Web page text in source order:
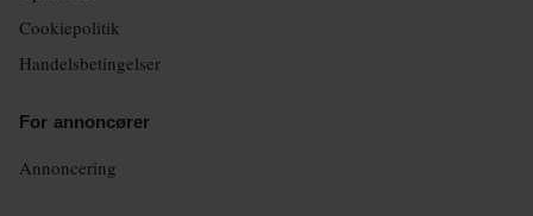
Cookiepolitik
Handelsbetingelser
For annoncører
Annoncering